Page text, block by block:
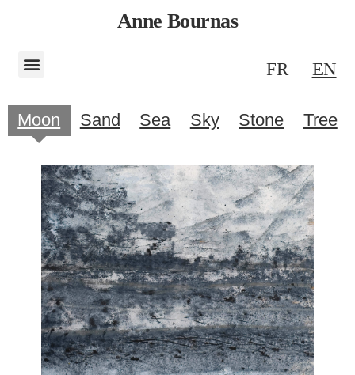
Anne Bournas
FR EN
Moon Sand Sea Sky Stone Tree